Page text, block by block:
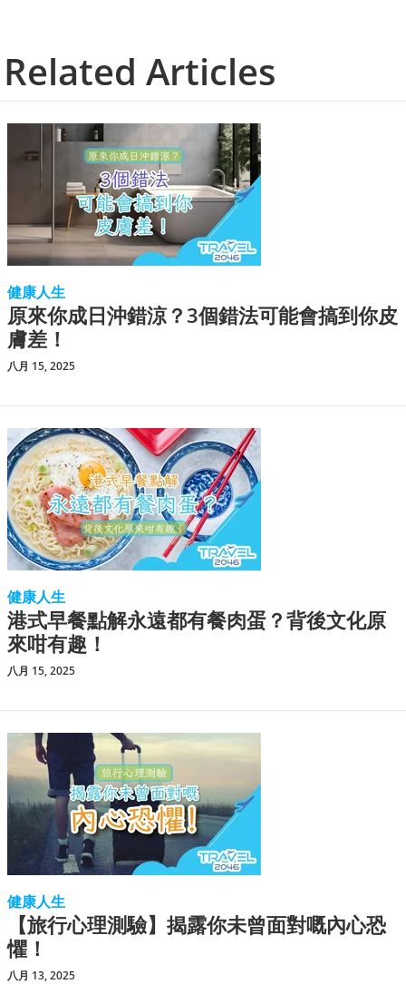
Related Articles
健康人生
原來你成日沖錯涼？3個錯法可能會搞到你皮
膚差！
八月 15, 2025
健康人生
港式早餐點解永遠都有餐肉蛋？背後文化原
來咁有趣！
八月 15, 2025
健康人生
【旅行心理測驗】揭露你未曾面對嘅內心恐
懼！
八月 13, 2025